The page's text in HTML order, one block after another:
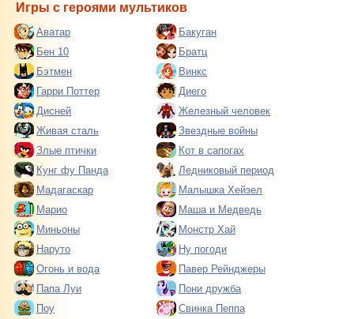
Игры с героями мультиков
Аватар
Бакуган
Бен 10
Братц
Бэтмен
Винкс
Гарри Поттер
Диего
Дисней
Железный человек
Живая сталь
Звездные войны
Злые птички
Кот в сапогах
Кунг фу Панда
Ледниковый период
Мадагаскар
Малышка Хейзел
Марио
Маша и Медведь
Миньоны
Монстр Хай
Наруто
Ну погоди
Огонь и вода
Павер Рейнджеры
Папа Луи
Пони дружба
Поу
Свинка Пеппа